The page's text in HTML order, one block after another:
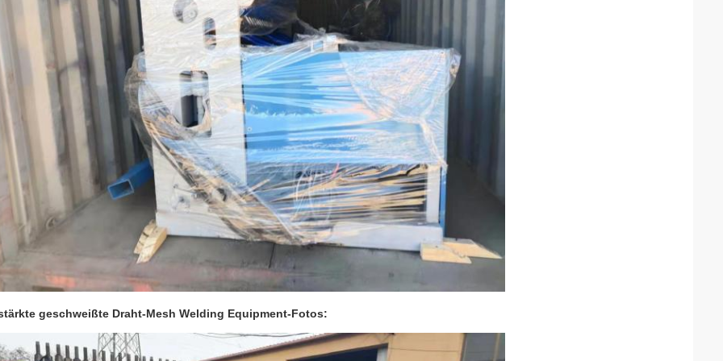
geschweißte Draht-Mesh Welding Equipment-Fotos: